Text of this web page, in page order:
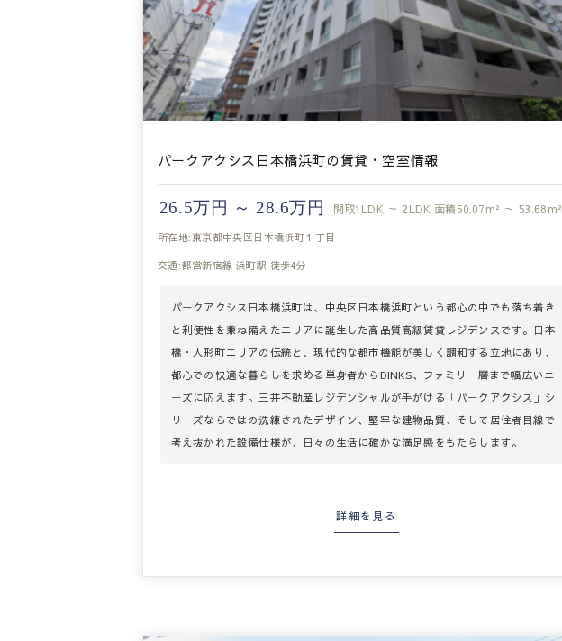
パークアクシス日本橋浜町の賃貸・空室情報
26.5万円 ～ 28.6万円 間取1LDK ～ 2LDK 面積50.07m² ～ 53.68m²
所在地:東京都中央区日本橋浜町１丁目
交通:都営新宿線 浜町駅 徒歩4分
パークアクシス日本橋浜町は、中央区日本橋浜町という都心の中でも落ち着き
と利便性を兼ね備えたエリアに誕生した高品質高級賃貸レジデンスです。日本
橋・人形町エリアの伝統と、現代的な都市機能が美しく調和する立地にあり、
都心での快適な暮らしを求める単身者からDINKS、ファミリー層まで幅広いニ
ーズに応えます。三井不動産レジデンシャルが手がける「パークアクシス」シ
リーズならではの洗練されたデザイン、堅牢な建物品質、そして居住者目線で
考え抜かれた設備仕様が、日々の生活に確かな満足感をもたらします。
詳細を見る